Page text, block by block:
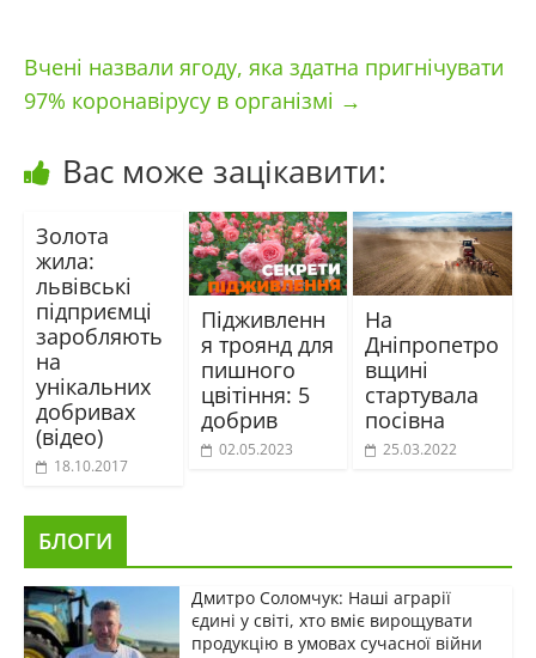
Вчені назвали ягоду, яка здатна пригнічувати
97% коронавірусу в організмі →
Вас може зацікавити:
Золота
жила:
львівські
підприємці
заробляють
на
унікальних
добривах
(відео)
18.10.2017
Підживленн
я троянд для
пишного
цвітіння: 5
добрив
02.05.2023
На
Дніпропетро
вщині
стартувала
посівна
25.03.2022
БЛОГИ
Дмитро Соломчук: Наші аграрії
єдині у світі, хто вміє вирощувати
продукцію в умовах сучасної війни